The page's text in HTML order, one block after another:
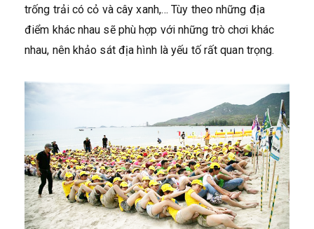
trống trải có cỏ và cây xanh,… Tùy theo những địa
điểm khác nhau sẽ phù hợp với những trò chơi khác
nhau, nên khảo sát địa hình là yếu tố rất quan trọng.